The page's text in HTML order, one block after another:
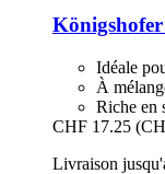
Königshofer
Idéale
À
Riche en
CHF 17.25
Livraison